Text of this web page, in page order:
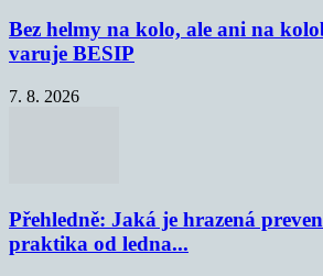
Bez helmy na kolo, ale ani na
varuje BESIP
7. 8. 2026
Přehledně: Jaká je hrazená
praktika od ledna...